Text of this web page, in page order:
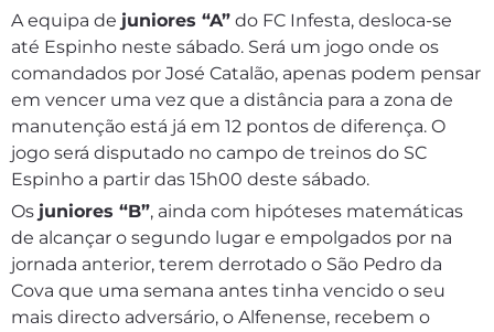
A equipa de juniores “A” do FC Infesta, desloca-se
até Espinho neste sábado. Será um jogo onde os
comandados por José Catalão, apenas podem pensar
em vencer uma vez que a distância para a zona de
manutenção está já em 12 pontos de diferença. O
jogo será disputado no campo de treinos do SC
Espinho a partir das 15h00 deste sábado.
Os juniores “B”, ainda com hipóteses matemáticas
de alcançar o segundo lugar e empolgados por na
jornada anterior, terem derrotado o São Pedro da
Cova que uma semana antes tinha vencido o seu
mais directo adversário, o Alfenense, recebem o